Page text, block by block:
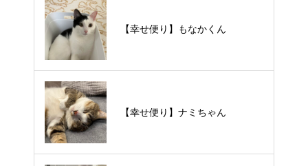
【幸せ便り】もなかくん
【幸せ便り】ナミちゃん
【里親様募集中】メメちゃん
【里親様募集中】スンスンちゃん